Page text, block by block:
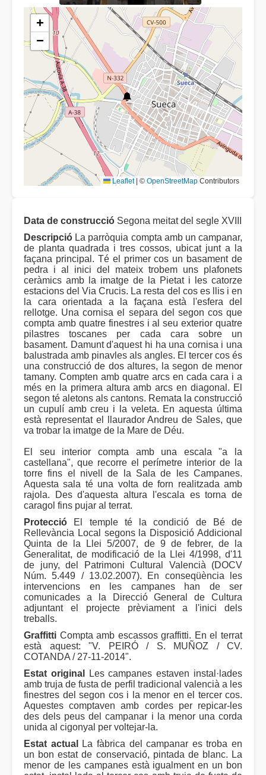
+
−
Leaflet © OpenStreetMap Contributors
Data de construcció Segona meitat del segle XVIII
Descripció La parròquia compta amb un campanar,
de planta quadrada i tres cossos, ubicat junt a la
façana principal. Té el primer cos un basament de
pedra i al inici del mateix trobem uns plafonets
ceràmics amb la imatge de la Pietat i les catorze
estacions del Via Crucis. La resta del cos es llis i en
la cara orientada a la façana està l'esfera del
rellotge. Una cornisa el separa del segon cos que
compta amb quatre finestres i al seu exterior quatre
pilastres toscanes per cada cara sobre un
basament. Damunt d'aquest hi ha una cornisa i una
balustrada amb pinavles als angles. El tercer cos és
una construcció de dos altures, la segon de menor
tamany. Compten amb quatre arcs en cada cara i a
més en la primera altura amb arcs en diagonal. El
segon té aletons als cantons. Remata la construcció
un cupulí amb creu i la veleta. En aquesta última
està representat el llaurador Andreu de Sales, que
va trobar la imatge de la Mare de Déu.
El seu interior compta amb una escala "a la
castellana", que recorre el perímetre interior de la
torre fins el nivell de la Sala de les Campanes.
Aquesta sala té una volta de forn realitzada amb
rajola. Des d'aquesta altura l'escala es torna de
caragol fins pujar al terrat.
Protecció El temple té la condició de Bé de
Rellevància Local segons la Disposició Addicional
Quinta de la Llei 5/2007, de 9 de febrer, de la
Generalitat, de modificació de la Llei 4/1998, d'11
de juny, del Patrimoni Cultural Valencià (DOCV
Núm. 5.449 / 13.02.2007). En conseqüència les
intervencions en les campanes han de ser
comunicades a la Direcció General de Cultura
adjuntant el projecte prèviament a l'inici dels
treballs.
Graffitti Compta amb escassos graffitti. En el terrat
està aquest: "V. PEIRÓ / S. MUÑOZ / CV.
COTANDA / 27-11-2014".
Estat original
Les campanes estaven instal·lades
amb truja de fusta de perfil tradicional valencià a les
finestres del segon cos i la menor en el tercer cos.
Aquestes comptaven amb cordes per repicar-les
des dels peus del campanar i la menor una corda
unida al cigonyal per voltejar-la.
Estat actual
La fàbrica del campanar es troba en
un bon estat de conservació, pintada de blanc. La
menor de les campanes està igualment en un bon